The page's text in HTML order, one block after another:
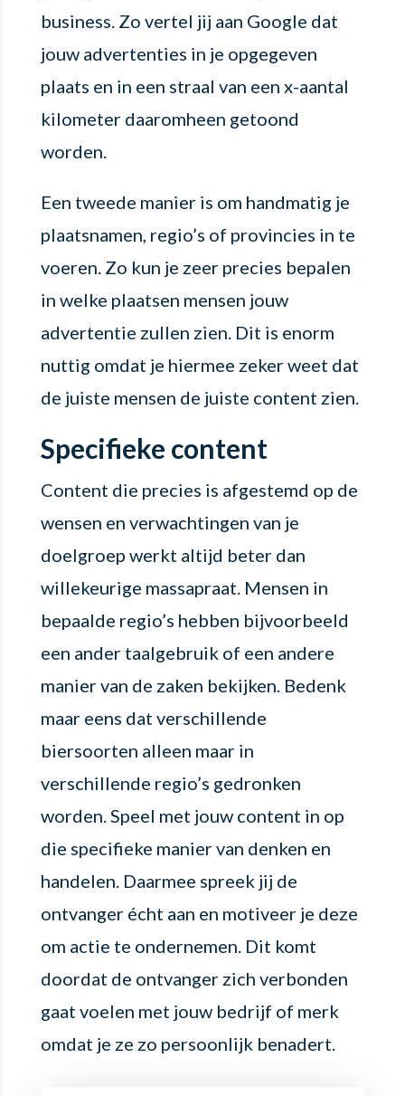
business. Zo vertel jij aan Google dat
jouw advertenties in je opgegeven
plaats en in een straal van een x-aantal
kilometer daaromheen getoond
worden.
Een tweede manier is om handmatig je
plaatsnamen, regio’s of provincies in te
voeren. Zo kun je zeer precies bepalen
in welke plaatsen mensen jouw
advertentie zullen zien. Dit is enorm
nuttig omdat je hiermee zeker weet dat
de juiste mensen de juiste content zien.
Specifieke content
Content die precies is afgestemd op de
wensen en verwachtingen van je
doelgroep werkt altijd beter dan
willekeurige massapraat. Mensen in
bepaalde regio’s hebben bijvoorbeeld
een ander taalgebruik of een andere
manier van de zaken bekijken. Bedenk
maar eens dat verschillende
biersoorten alleen maar in
verschillende regio’s gedronken
worden. Speel met jouw content in op
die specifieke manier van denken en
handelen. Daarmee spreek jij de
ontvanger écht aan en motiveer je deze
om actie te ondernemen. Dit komt
doordat de ontvanger zich verbonden
gaat voelen met jouw bedrijf of merk
omdat je ze zo persoonlijk benadert.